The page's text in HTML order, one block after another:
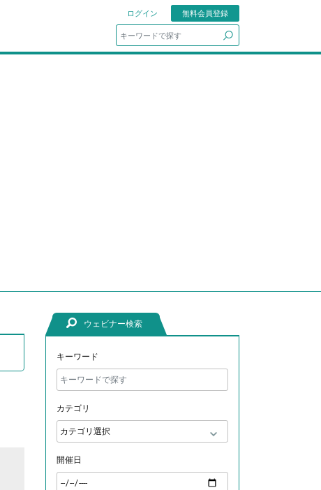
ログイン
無料会員登録
ウェビナー検索
キーワード
カテゴリ
開催日